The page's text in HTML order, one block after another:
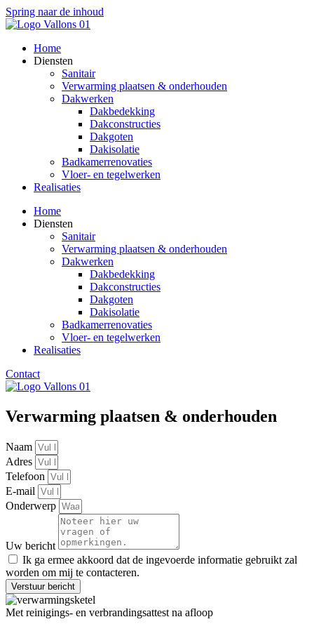
Spring naar de inhoud
Home
Diensten
Sanitair
Verwarming plaatsen & onderhouden
Dakwerken
Dakbedekking
Dakconstructies
Dakgoten
Dakisolatie
Badkamerrenovaties
Vloer- en tegelwerken
Realisaties
Home
Diensten
Sanitair
Verwarming plaatsen & onderhouden
Dakwerken
Dakbedekking
Dakconstructies
Dakgoten
Dakisolatie
Badkamerrenovaties
Vloer- en tegelwerken
Realisaties
Contact
Verwarming plaatsen & onderhouden
Naam
Adres
Telefoon
E-mail
Onderwerp
Uw bericht
Ik ga ermee akkoord dat de ingevoerde informatie gebruikt zal
worden om mij te contacteren.
Verstuur bericht
Met reinigings- en verbrandingsattest na afloop